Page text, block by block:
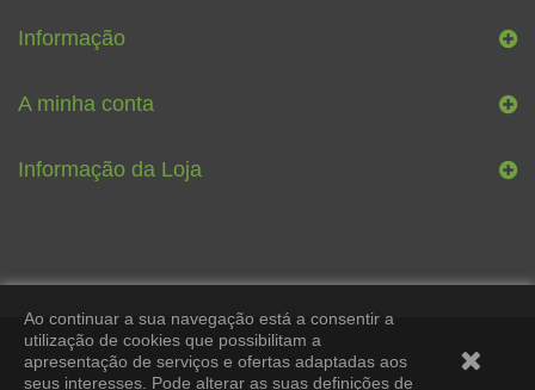
Informação
A minha conta
Informação da Loja
Ao continuar a sua navegação está a consentir a
utilização de cookies que possibilitam a
apresentação de serviços e ofertas adaptadas aos
seus interesses. Pode alterar as suas definições de